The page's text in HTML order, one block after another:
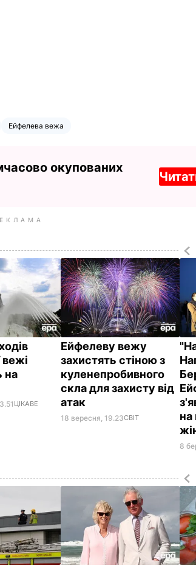
Ейфелева вежа
окупованих
на
ЦІКАВЕ
Ейфелеву вежу
захистять стіною з
куленепробивного
скла для захисту від
атак
18 вересня, 19.23СВІТ
на
8